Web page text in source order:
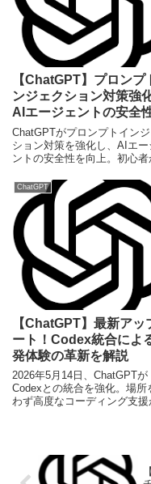
【ChatGPT】プロンプ
ンジェクション対策強
AIエージェントの安全
解説
ChatGPTがプロンプトインジ
ション対策を強化し、AIエー
ントの安全性を向上。初心者
活用法を解説します。
ChatGPT
【ChatGPT】最新アッ
ート！Codex統合によ
発体験の革新を解説
2026年5月14日、ChatGPTが
Codexとの統合を強化。場所
わず高度なコーディング支援